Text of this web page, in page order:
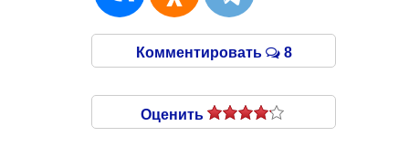
Комментировать 8
Оценить